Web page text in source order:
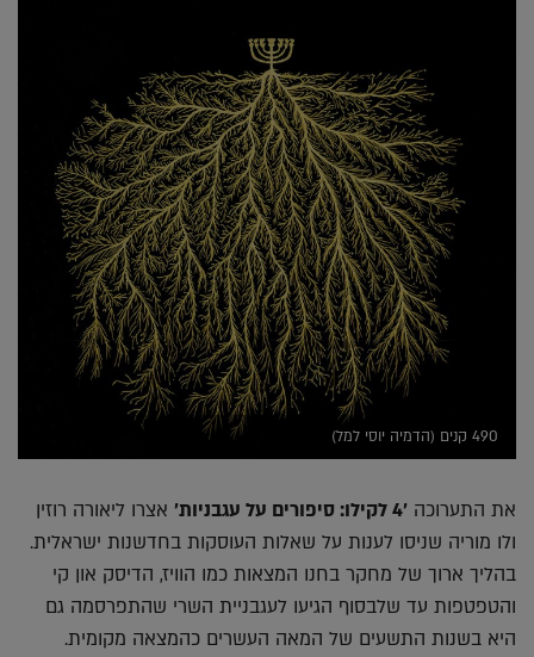
490 קנים (הדמיה יוסי למל)
את התערוכה '4 לקילו: סיפורים על עגבניות'
אצרו ליאורה רוזין
ולו מוריה שניסו לענות על שאלות העוסקות בחדשנות ישראלית.
בהליך ארוך של מחקר בחנו המצאות כמו הוויז, הדיסק און קי
והטפטפות עד שלבסוף הגיעו לעגבניית השרי שהתפרסמה גם
היא בשנות התשעים של המאה העשרים כהמצאה מקומית.